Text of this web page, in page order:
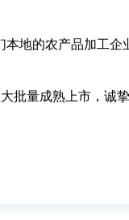
本地的农产品加工
批量成熟上市，诚